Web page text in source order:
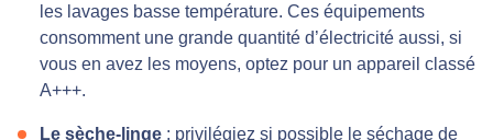
les lavages basse température. Ces équipements
consomment une grande quantité d’électricité aussi, si
vous en avez les moyens, optez pour un appareil classé
A+++.
Le sèche-linge : privilégiez si possible le séchage de